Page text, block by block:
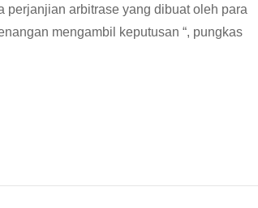
arbitrase yang dibuat oleh para
mengambil keputusan “, pungkas